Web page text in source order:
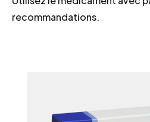
recommandations.